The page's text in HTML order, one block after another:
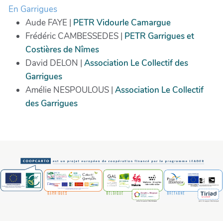
En Garrigues
Aude FAYE | PETR Vidourle Camargue
Frédéric CAMBESSEDES | PETR Garrigues et
Costières de Nîmes
David DELON | Association Le Collectif des
Garrigues
Amélie NESPOULOUS | Association Le Collectif
des Garrigues